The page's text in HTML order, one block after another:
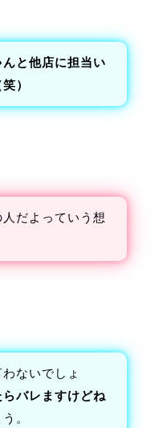
んと他店に担当い
）
だよっていう想
ないでしょ
バレますけどね
。